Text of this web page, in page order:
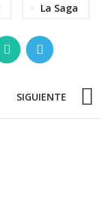
La Saga
SIGUIENTE